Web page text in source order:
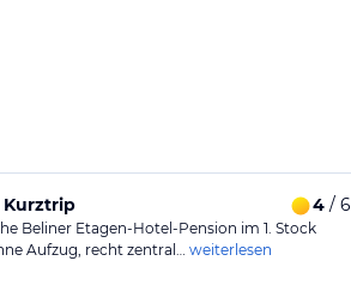
Kurztrip 4/ 6
Beliner Etagen-Hotel-Pension im 1. Stock
Aufzug, recht zentral… weiterlesen